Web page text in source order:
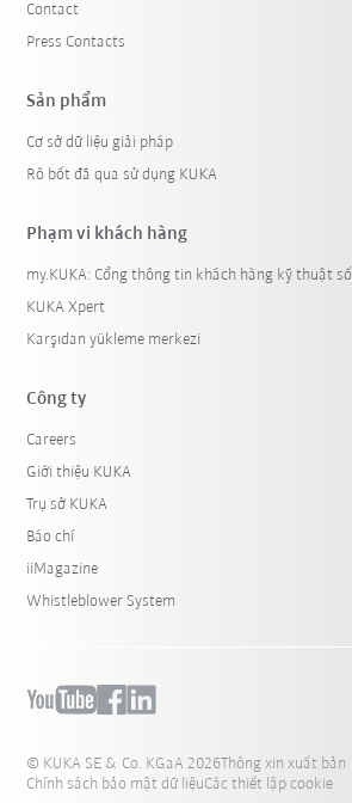
Contact
Press Contacts
Sản phẩm
Cơ sở dữ liệu giải pháp
Rô bốt đã qua sử dụng KUKA
Phạm vi khách hàng
my.KUKA: Cổng thông tin khách hàng kỹ thuật
KUKA Xpert
Karşıdan yükleme merkezi
Công ty
Careers
Giới thiệu KUKA
Trụ sở KUKA
Báo chí
iiMagazine
Whistleblower System
© KUKA SE & Co. KGaA 2026Thông xin xuất bản
Chính sách bảo mật dữ liệuCác thiết lập cookie